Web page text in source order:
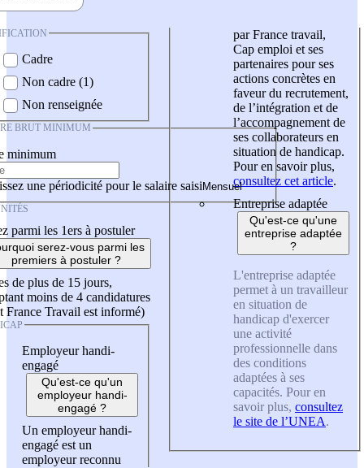
Cadre
Non cadre (1)
Non renseignée
BRUT MINIMUM
minimum
une périodicité pour le salaire saisi
parmi les 1ers à postuler
serez-vous parmi les
premiers à postuler ?
de plus de 15 jours,
moins de 4 candidatures
France Travail est informé)
Employeur handi-
engagé
Qu'est-ce qu'un
employeur handi-
engagé ?
Un employeur handi-
engagé est un
employeur reconnu
par France travail,
Cap emploi et ses
partenaires pour ses
actions concrètes en
faveur du recrutement,
de l’intégration et de
l’accompagnement de
ses collaborateurs en
situation de handicap.
Pour en savoir plus,
consultez cet article.
Entreprise adaptée
Qu'est-ce qu'une
entreprise adaptée
?
L'entreprise adaptée
permet à un travailleur
en situation de
handicap d'exercer
une activité
professionnelle dans
des conditions
adaptées à ses
capacités. Pour en
savoir plus, consultez
le site de l’UNEA.